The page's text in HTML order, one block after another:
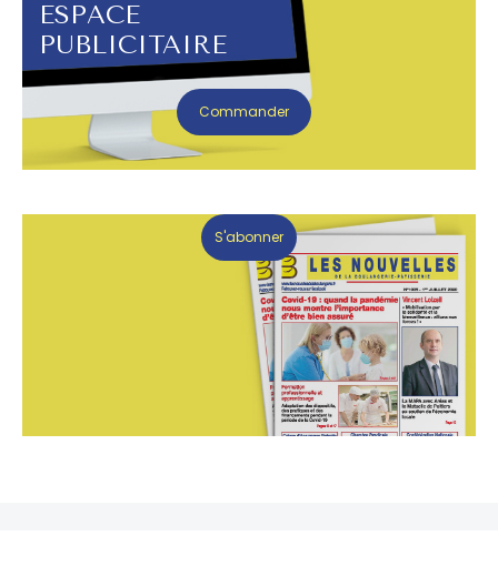
ESPACE
PUBLICITAIRE
Commander
S'abonner